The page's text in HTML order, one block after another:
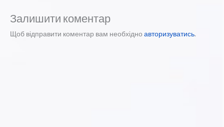
Залишити коментар
Щоб відправити коментар вам необхідно авторизуватись.